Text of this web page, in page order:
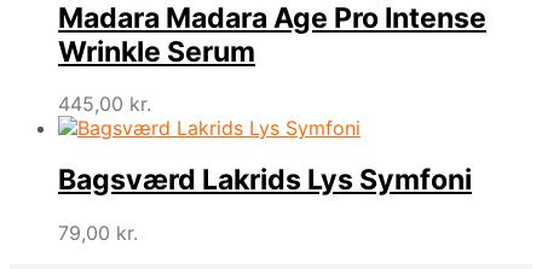
Madara Madara Age Pro Intense
Wrinkle Serum
445,00 kr.
Bagsværd Lakrids Lys Symfoni
79,00 kr.